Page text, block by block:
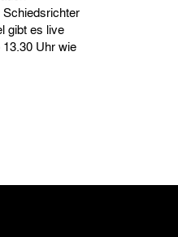
gibt es live
Uhr wie